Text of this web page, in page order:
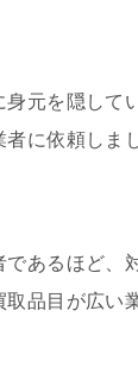
元を隠して
に依頼しま
あるほど、
品目が広い